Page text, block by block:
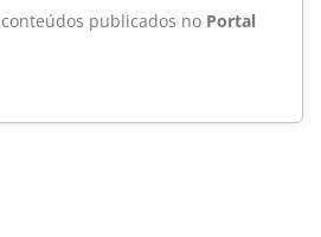
conteúdos publicados no Portal